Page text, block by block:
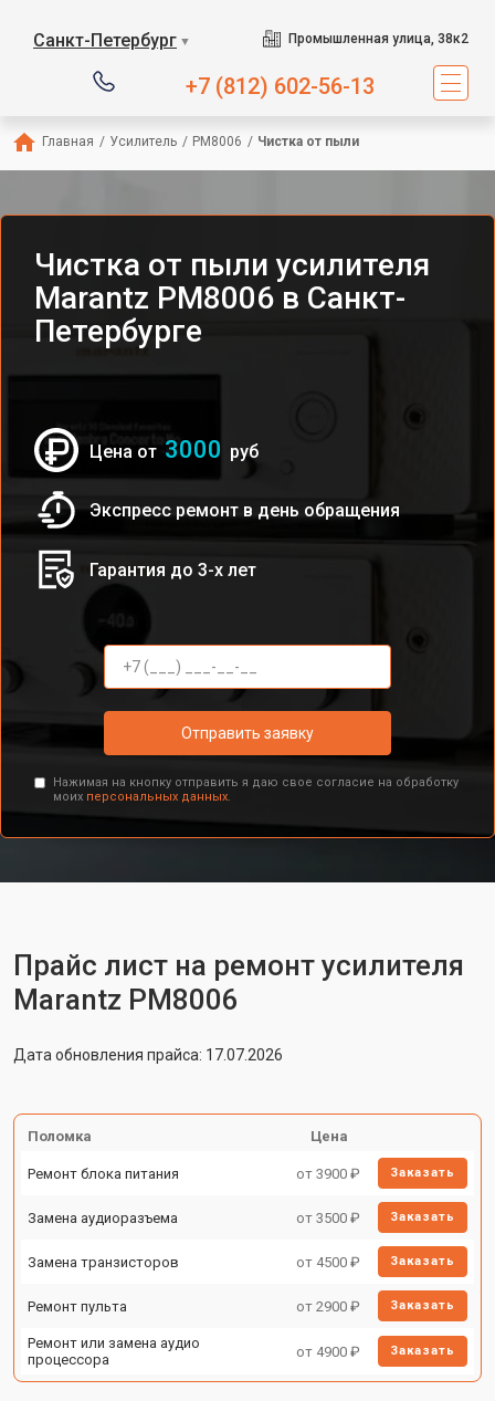
Санкт-Петербург ▼ Промышленная улица, 38к2
+7 (812) 602-56-13
Главная / Усилитель / PM8006 / Чистка от пыли
Чистка от пыли усилителя
Marantz PM8006 в Санкт-
Петербурге
Цена от 3000 руб
Экспресс ремонт в день обращения
Гарантия до 3-х лет
Отправить заявку
Нажимая на кнопку отправить я даю свое согласие на обработку
моих персональных данных.
Прайс лист на ремонт усилителя
Marantz PM8006
Дата обновления прайса: 17.07.2026
Поломка Цена
Ремонт блока питания от 3900 ₽ Заказать
Замена аудиоразъема от 3500 ₽ Заказать
Замена транзисторов от 4500 ₽ Заказать
Ремонт пульта от 2900 ₽ Заказать
Ремонт или замена аудио
процессора
от 4900 ₽ Заказать